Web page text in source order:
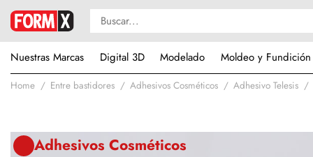
Nuestras Marcas
Digital 3D Modelado Moldeo y Fundición
Home Entre bastidores Adhesivos Cosméticos Adhesivo Telesis
Adhesivos Cosméticos